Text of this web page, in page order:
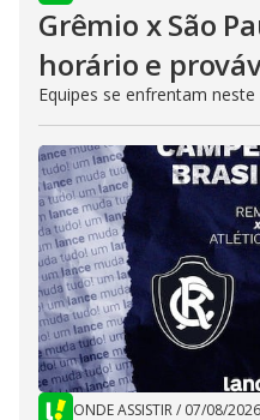
Grêmio x São
horário e
Equipes se enfrentam
ONDE ASSISTIR/ 07/08/2026